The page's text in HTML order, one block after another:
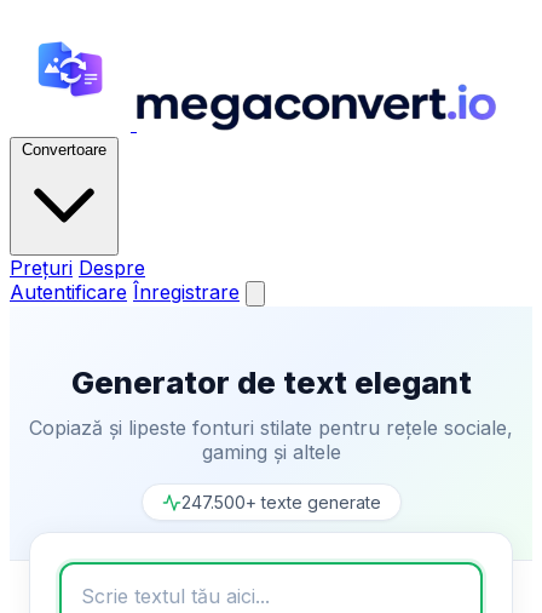
Convertoare
Prețuri Despre
Autentificare Înregistrare
Generator de text elegant
Copiază și lipeste fonturi stilate pentru rețele sociale,
gaming și altele
247.500+ texte generate